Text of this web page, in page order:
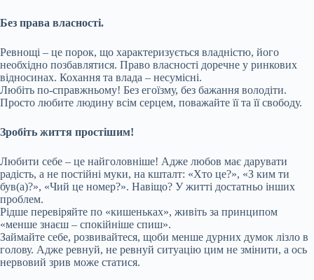
Без права власності.
Ревнощі – це порок, що характеризується владністю, його
необхідно позбавлятися. Право власності доречне у ринкових
відносинах. Кохання та влада – несумісні.
Любіть по-справжньому! Без егоїзму, без бажання володіти.
Просто любите людину всім серцем, поважайте її та її свободу.
Зробіть життя простішим!
Любити себе – це найголовніше! Адже любов має дарувати
радість, а не постійні муки, на кшталт: «Хто це?», «З ким ти
був(а)?», «Чий це номер?». Навіщо? У житті достатньо інших
проблем.
Рідше перевіряйте по «кишеньках», живіть за принципом
«менше знаєш – спокійніше спиш».
Займайте себе, розвивайтеся, щоби менше дурних думок лізло в
голову. Адже ревнуй, не ревнуй ситуацію цим не змінити, а ось
нервовий зрив може статися.